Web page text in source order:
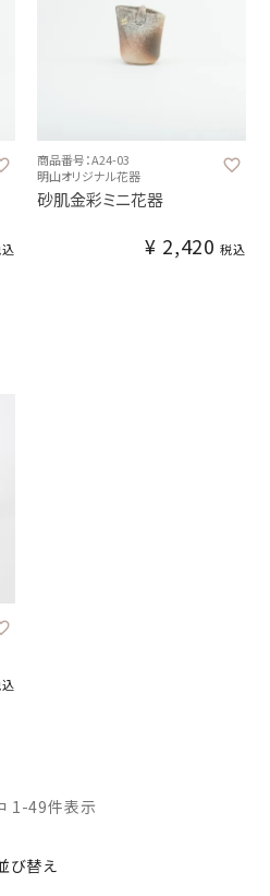
商品番号：A24-03
明山オリジナル花器
砂肌金彩ミニ花器
¥ 2,420 税込
び替え
1 -49件表示